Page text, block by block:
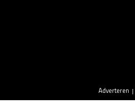
Adverteren